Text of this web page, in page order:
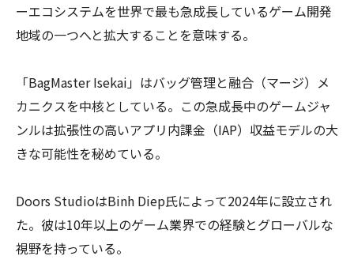
ーエコシステムを世界で最も急成長しているゲーム開発
地域の一つへと拡大することを意味する。
「BagMaster Isekai」はバッグ管理と融合（マージ）メ
カニクスを中核としている。この急成長中のゲームジャ
ンルは拡張性の高いアプリ内課金（IAP）収益モデルの大
きな可能性を秘めている。
Doors StudioはBinh Diep氏によって2024年に設立され
た。彼は10年以上のゲーム業界での経験とグローバルな
視野を持っている。